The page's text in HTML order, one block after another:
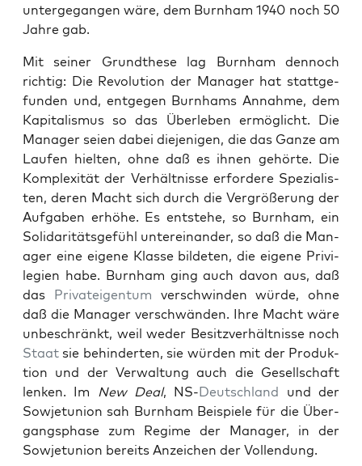
unterge­gan­gen wäre, dem Burn­ham 1940 noch 50
Jahre gab.
Mit sein­er Grundthese lag Burn­ham den­noch
richtig: Die Rev­o­lu­tion der Man­ag­er hat stattge­
fun­den und, ent­ge­gen Burn­hams Annahme, dem
Kap­i­tal­is­mus so das Über­leben ermöglicht. Die
Man­ag­er seien dabei diejeni­gen, die das Ganze am
Laufen hiel­ten, ohne daß es ihnen gehörte. Die
Kom­plex­ität der Ver­hält­nisse erfordere Spezial­is­
ten, deren Macht sich durch die Ver­größerung der
Auf­gaben erhöhe. Es entste­he, so Burn­ham, ein
Sol­i­dar­itäts­ge­fühl untere­inan­der, so daß die Man­
ag­er eine eigene Klasse bilde­ten, die eigene Priv­i­
legien habe. Burn­ham ging auch davon aus, daß
das Pri­vateigen­tum ver­schwinden würde, ohne
daß die Man­ag­er ver­schwän­den. Ihre Macht wäre
unbeschränkt, weil wed­er Besitzver­hält­nisse noch
Staat sie behin­derten, sie wür­den mit der Pro­duk­
tion und der Ver­wal­tung auch die Gesellschaft
lenken. Im New Deal, NS-Deutsch­land und der
Sow­je­tu­nion sah Burn­ham Beispiele für die Über­
gangsphase zum Regime der Man­ag­er, in der
Sow­je­tu­nion bere­its Anze­ichen der Vol­len­dung.